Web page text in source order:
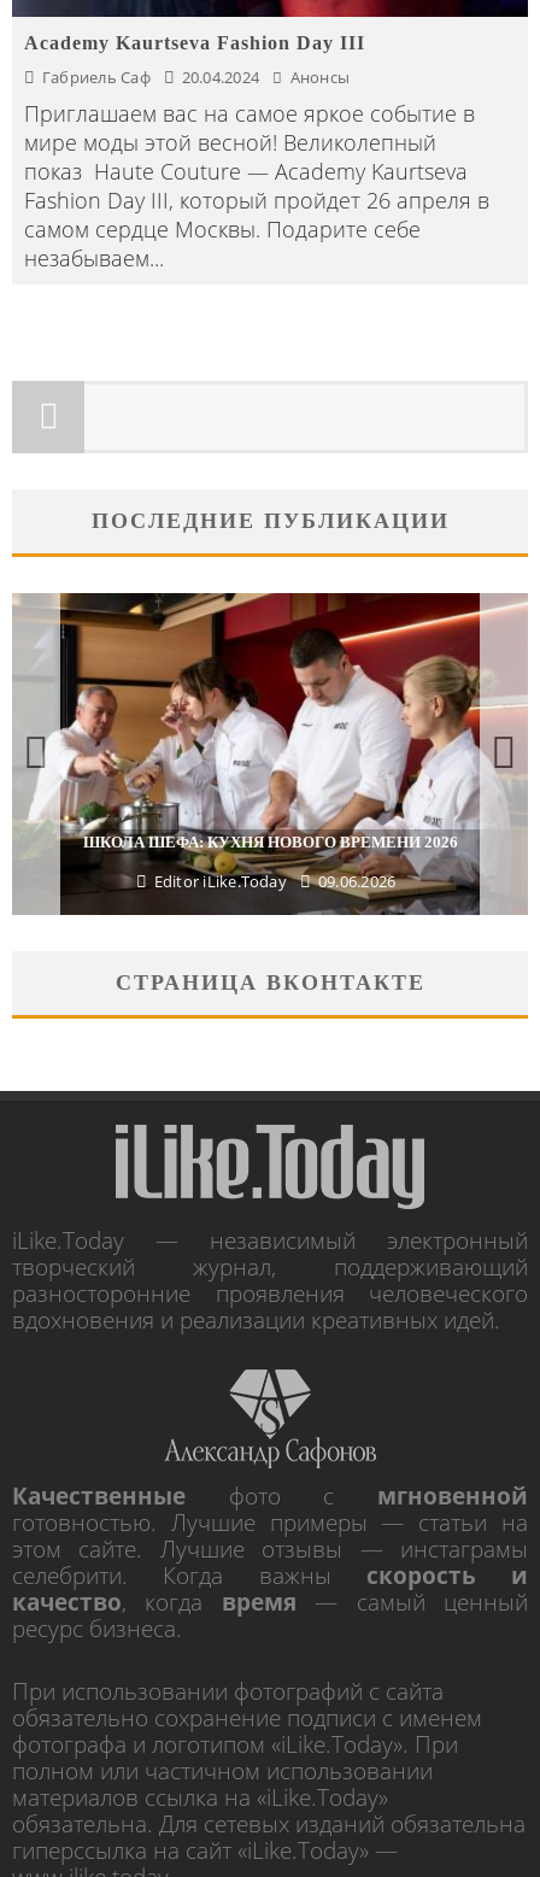
Academy Kaurtseva Fashion Day III
Габриель Саф 20.04.2024 Анонсы
Приглашаем вас на самое яркое событие в
мире моды этой весной! Великолепный
показ Haute Couture — Academy Kaurtseva
Fashion Day III, который пройдет 26 апреля в
самом сердце Москвы. Подарите себе
незабываем...
ПОСЛЕДНИЕ ПУБЛИКАЦИИ
ШКОЛА ШЕФА: КУХНЯ НОВОГО ВРЕМЕНИ 2026
Editor iLike.Today 09.06.2026
СТРАНИЦА ВКОНТАКТЕ
iLike.Today — независимый электронный
творческий журнал, поддерживающий
разносторонние проявления человеческого
вдохновения и реализации креативных идей.
Качественные фото с мгновенной
готовностью. Лучшие примеры — статьи на
этом сайте. Лучшие отзывы — инстаграмы
селебрити. Когда важны скорость и
качество, когда время — самый ценный
ресурс бизнеса.
При использовании фотографий с сайта
обязательно сохранение подписи с именем
фотографа и логотипом «iLike.Today». При
полном или частичном использовании
материалов ссылка на «iLike.Today»
обязательна. Для сетевых изданий обязательна
гиперссылка на сайт «iLike.Today» —